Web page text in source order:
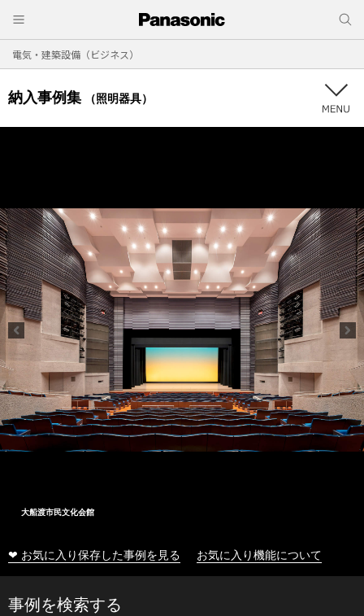
電気・建築設備（ビジネス）
納入事例集 （照明器具）
大船渡市民文化会館
❤ お気に入り保存した事例を見る お気に入り機能について
事例を検索する